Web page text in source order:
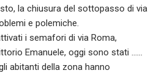
la chiusura del sottopasso di via
e polemiche.
i semafori di via Roma,
Emanuele, oggi sono stati ……
abitanti della zona hanno